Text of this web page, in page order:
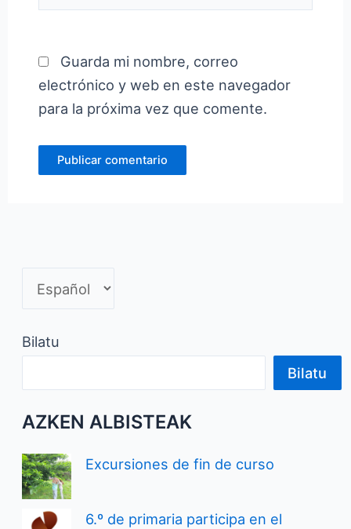
Guarda mi nombre, correo
electrónico y web en este navegador
para la próxima vez que comente.
Bilatu
Bilatu
AZKEN ALBISTEAK
Excursiones de fin de curso
6.º de primaria participa en el